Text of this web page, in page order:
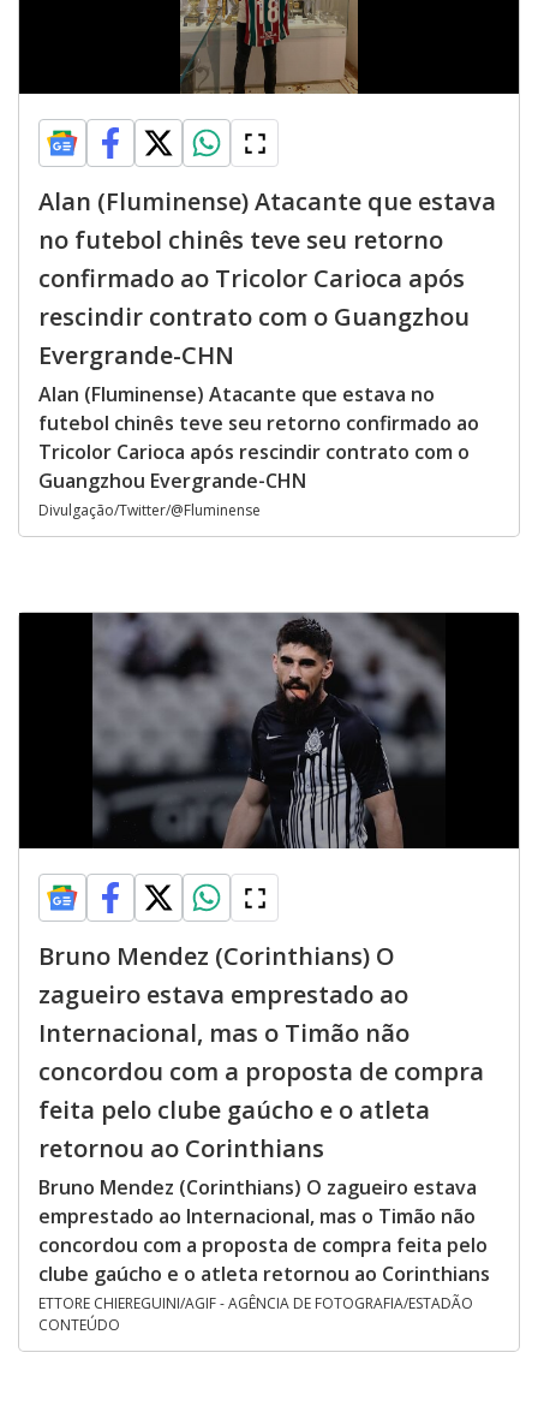
Alan (Fluminense) Atacante que estava
no futebol chinês teve seu retorno
confirmado ao Tricolor Carioca após
rescindir contrato com o Guangzhou
Evergrande-CHN
Alan (Fluminense) Atacante que estava no
futebol chinês teve seu retorno confirmado ao
Tricolor Carioca após rescindir contrato com o
Guangzhou Evergrande-CHN
Divulgação/Twitter/@Fluminense
Bruno Mendez (Corinthians) O
zagueiro estava emprestado ao
Internacional, mas o Timão não
concordou com a proposta de compra
feita pelo clube gaúcho e o atleta
retornou ao Corinthians
Bruno Mendez (Corinthians) O zagueiro estava
emprestado ao Internacional, mas o Timão não
concordou com a proposta de compra feita pelo
clube gaúcho e o atleta retornou ao Corinthians
ETTORE CHIEREGUINI/AGIF - AGÊNCIA DE FOTOGRAFIA/ESTADÃO
CONTEÚDO